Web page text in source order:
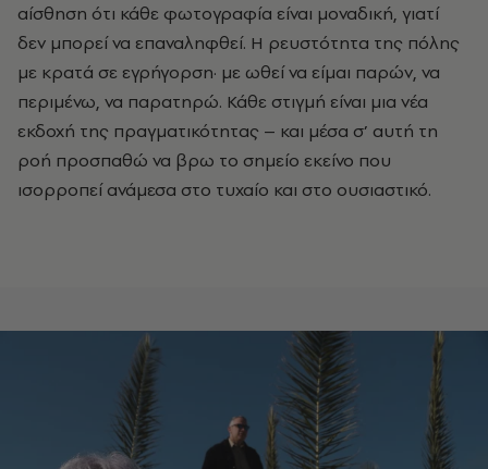
αίσθηση ότι κάθε φωτογραφία είναι μοναδική, γιατί
δεν μπορεί να επαναληφθεί. Η ρευστότητα της πόλης
με κρατά σε εγρήγορση· με ωθεί να είμαι παρών, να
περιμένω, να παρατηρώ. Κάθε στιγμή είναι μια νέα
εκδοχή της πραγματικότητας – και μέσα σ’ αυτή τη
ροή προσπαθώ να βρω το σημείο εκείνο που
ισορροπεί ανάμεσα στο τυχαίο και στο ουσιαστικό.